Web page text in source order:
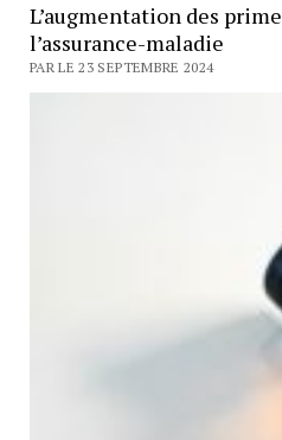
L’augmentation des
l’assurance-maladie
PAR LE 23 SEPTEMBRE 2024